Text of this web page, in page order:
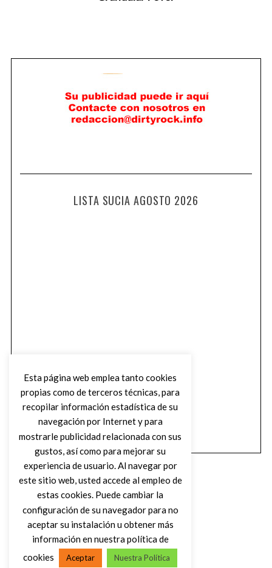
LISTA SUCIA AGOSTO 2026
Esta página web emplea tanto cookies
propias como de terceros técnicas, para
recopilar información estadística de su
navegación por Internet y para
mostrarle publicidad relacionada con sus
gustos, así como para mejorar su
experiencia de usuario. Al navegar por
este sitio web, usted accede al empleo de
estas cookies. Puede cambiar la
configuración de su navegador para no
aceptar su instalación u obtener más
información en nuestra política de
cookies
Aceptar Nuestra Política